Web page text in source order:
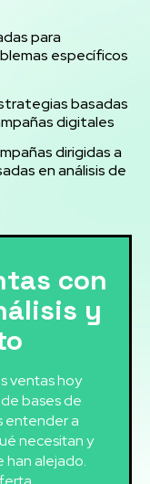
para
específicos
basadas
digitales
dirigidas a
en análisis de
con
y
ventas hoy
bases de
entender a
necesitan y
han alejado.